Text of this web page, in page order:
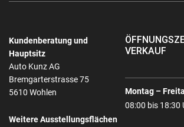
Kundenberatung und
Hauptsitz
Auto Kunz AG
Bremgarterstrasse 75
5610 Wohlen
Weitere Ausstellungsflächen
VERKAUF
Montag –
08:00 bis 18:30